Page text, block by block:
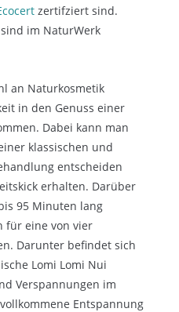
zertifziert sind.
im NaturWerk
an Naturkosmetik
in den Genuss einer
Dabei kann man
klassischen und
entscheiden
erhalten. Darüber
95 Minuten lang
für eine von vier
Darunter befindet sich
Lomi Lomi Nui
Verspannungen im
Entspannung